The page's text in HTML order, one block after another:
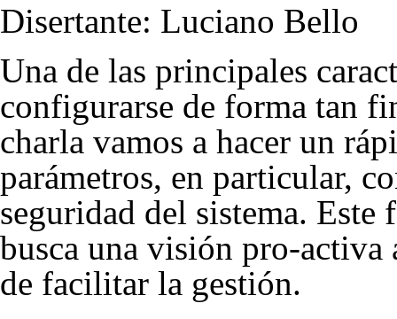
Disertante: Luciano Bello
Una de las principales
configurarse de forma tan
charla vamos a hacer un
parámetros, en particular,
seguridad del sistema.
busca una visión pro-activa
de facilitar la gestión.